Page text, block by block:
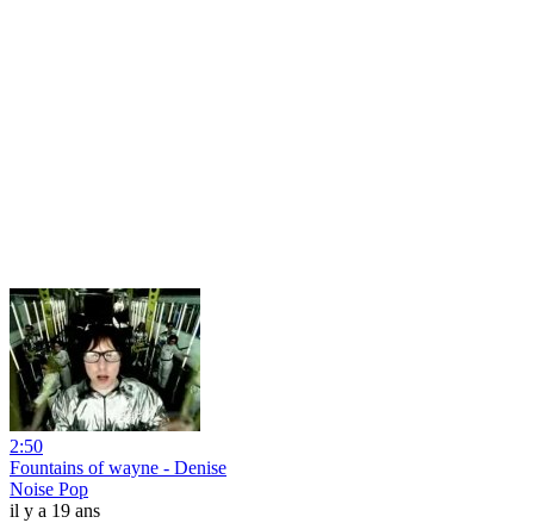
2:50
Fountains of wayne - Denise
Noise Pop
il y a 19 ans